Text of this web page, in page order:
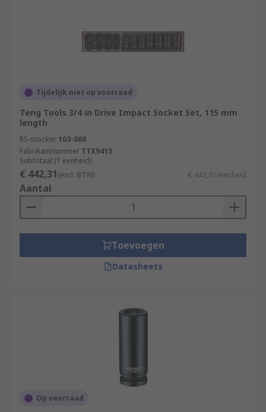
Tijdelijk niet op voorraad
Teng Tools 3/4 in Drive Impact Socket Set, 115 mm
length
RS-stocknr. 103-060
Fabrikantnummer TTX9415
Subtotaal (1 eenheid)
€ 442,31(excl. BTW) € 442,31/eenheid
Aantal
Toevoegen
Datasheets
Op voorraad